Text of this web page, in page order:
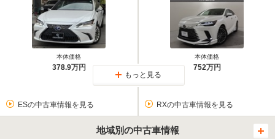
本体価格
378.9万円
本体価格
752万円
もっと見る
ESの中古車情報を見る RXの中古車情報を見る
地域別の中古車情報